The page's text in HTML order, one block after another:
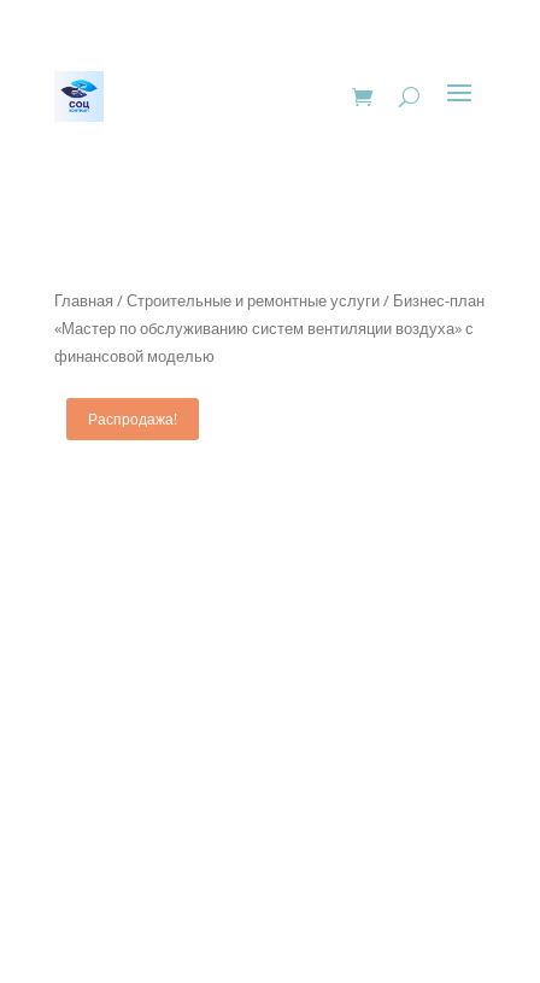
Главная /Строительные и ремонтные услуги/ Бизнес-план
«Мастер по обслуживанию систем вентиляции воздуха» с
финансовой моделью
Распродажа!